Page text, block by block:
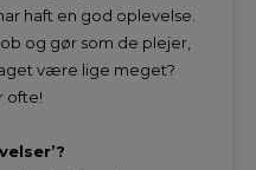
haft en god oplevelse.
og gør som de plejer,
være lige meget?
ofte!